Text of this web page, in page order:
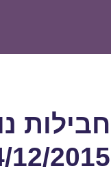
חבילות
12/2015